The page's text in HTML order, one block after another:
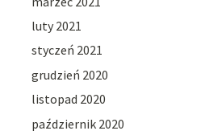
luty 2021
styczeń 2021
grudzień 2020
listopad 2020
październik 2020